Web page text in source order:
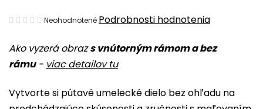
Ako vyzerá obrazs vnútorným rámom a bez
rámu- viac detailov tu
Vytvorte si pútavé umelecké dielo bez ohľadu na
Priemerné
produktu
je
z
Neohodnotené Podrobnosti hodnotenia